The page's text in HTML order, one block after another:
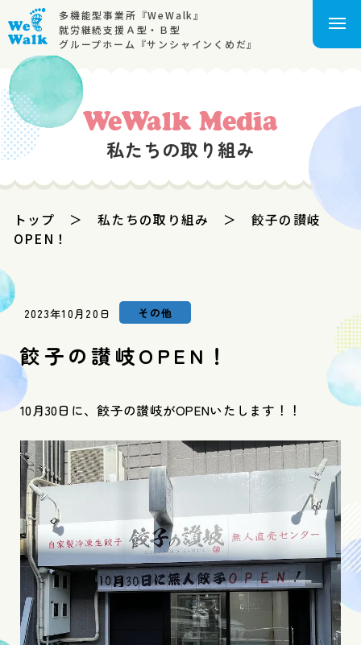
多機能型事業所『WeWalk』
就労継続支援Ａ型・Ｂ型
グループホーム『サンシャインくめだ』
WeWalk Media
私たちの取り組み
トップ ＞ 私たちの取り組み ＞ 餃子の讃岐
OPEN！
2023年10月20日 その他
餃子の讃岐OPEN！
10月30日に、餃子の讃岐がOPENいたします！！